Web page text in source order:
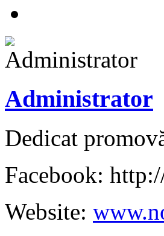
Administrator
Dedicat
Facebook:
Website: